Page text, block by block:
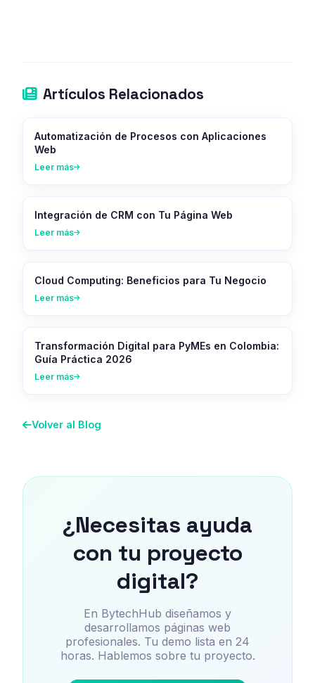
Artículos Relacionados
Automatización de Procesos con Aplicaciones
Web
Leer más
Integración de CRM con Tu Página Web
Leer más
Cloud Computing: Beneficios para Tu Negocio
Leer más
Transformación Digital para PyMEs en Colombia:
Guía Práctica 2026
Leer más
Volver al Blog
¿Necesitas ayuda
con tu proyecto
digital?
En BytechHub diseñamos y
desarrollamos páginas web
profesionales. Tu demo lista en 24
horas. Hablemos sobre tu proyecto.